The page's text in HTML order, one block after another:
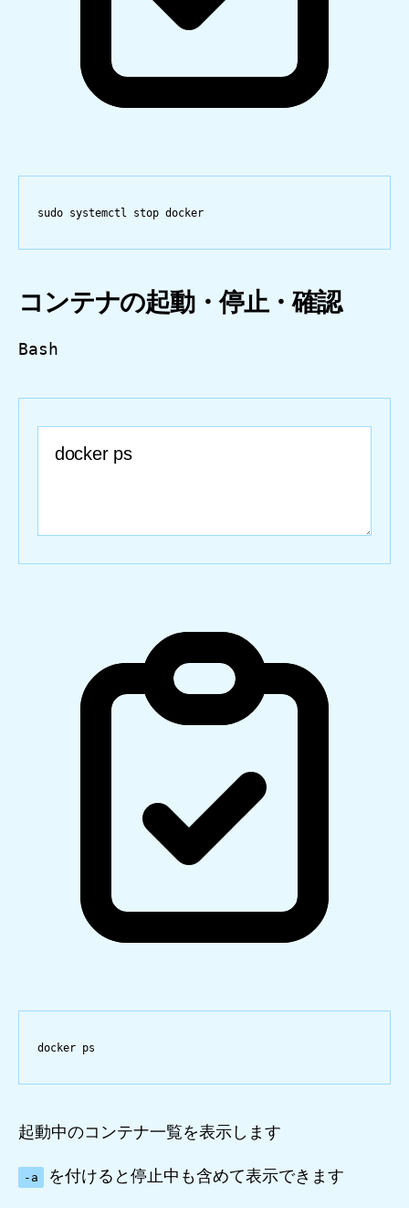
sudo systemctl stop docker
コンテナの起動・停止・確認
Bash
docker ps
起動中のコンテナ一覧を表示します
-a を付けると停止中も含めて表示できます